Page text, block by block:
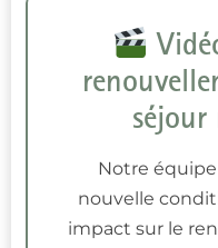
Notre
nouvelle
impact sur le